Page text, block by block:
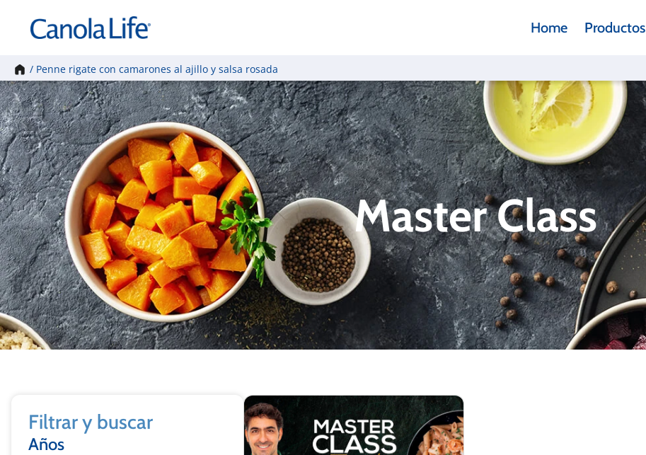
Home Productos
Inicio
/ Penne rigate con camarones al ajillo y salsa rosada
Master Class
Filtrar y buscar
Años